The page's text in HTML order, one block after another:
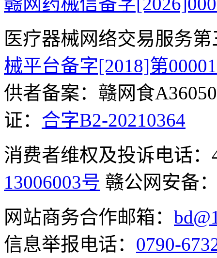
医疗器械网络交易服务
械平台备字[2018]第
供者备案：赣网食
证： 合字B2-20210364
消费者维权及投诉电话：
13006003号 赣公网安备
网站商务合作邮箱：
信息举报电话： 0790-